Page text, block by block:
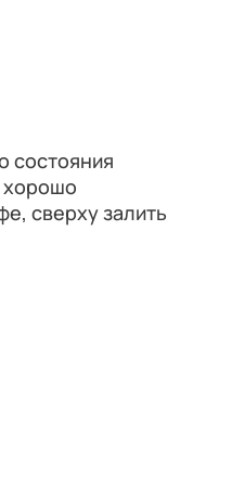
состояния
хорошо
сверху залить